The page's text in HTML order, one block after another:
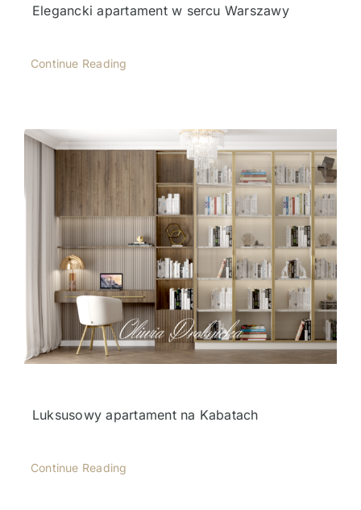
Elegancki apartament w sercu Warszawy
Continue Reading
Luksusowy apartament na Kabatach
Continue Reading